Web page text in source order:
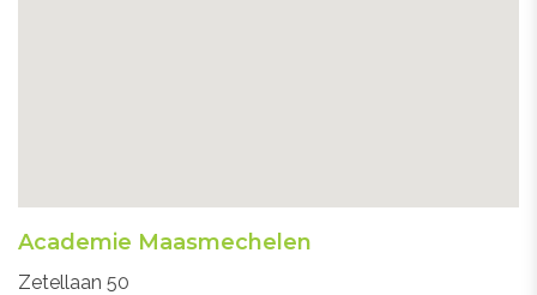
Academie Maasmechelen
Adres
Zetellaan 50